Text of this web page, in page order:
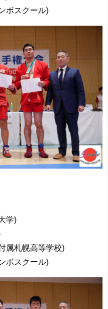
ボスクール)
学)
札幌高等学校)
ボスクール)